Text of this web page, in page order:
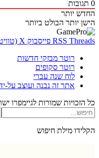
יותר
יותר הבולט ביותר
RSS פייסבוק X (טוויטר)
רוטר מבזקי חדשות
רוטר סקופים
לוח שנה עברי
אתר זה נבנה ועוצב על-ידי
שמורות לגיימפרו ישראל ©
מילת חיפוש